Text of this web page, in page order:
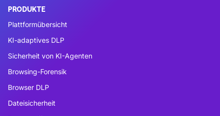
PRODUKTE
Plattformübersicht
KI-adaptives DLP
Sicherheit von KI-Agenten
Browsing-Forensik
Browser DLP
Dateisicherheit